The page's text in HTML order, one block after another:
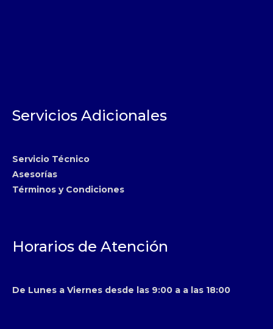
Servicios Adicionales
Servicio Técnico
Asesorías
Términos y Condiciones
Horarios de Atención
De Lunes a Viernes desde las 9:00 a a las 18:00